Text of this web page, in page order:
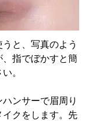
と、写真のよう
指でぼかすと簡
。
ンサーで眉周り
イクをします。先